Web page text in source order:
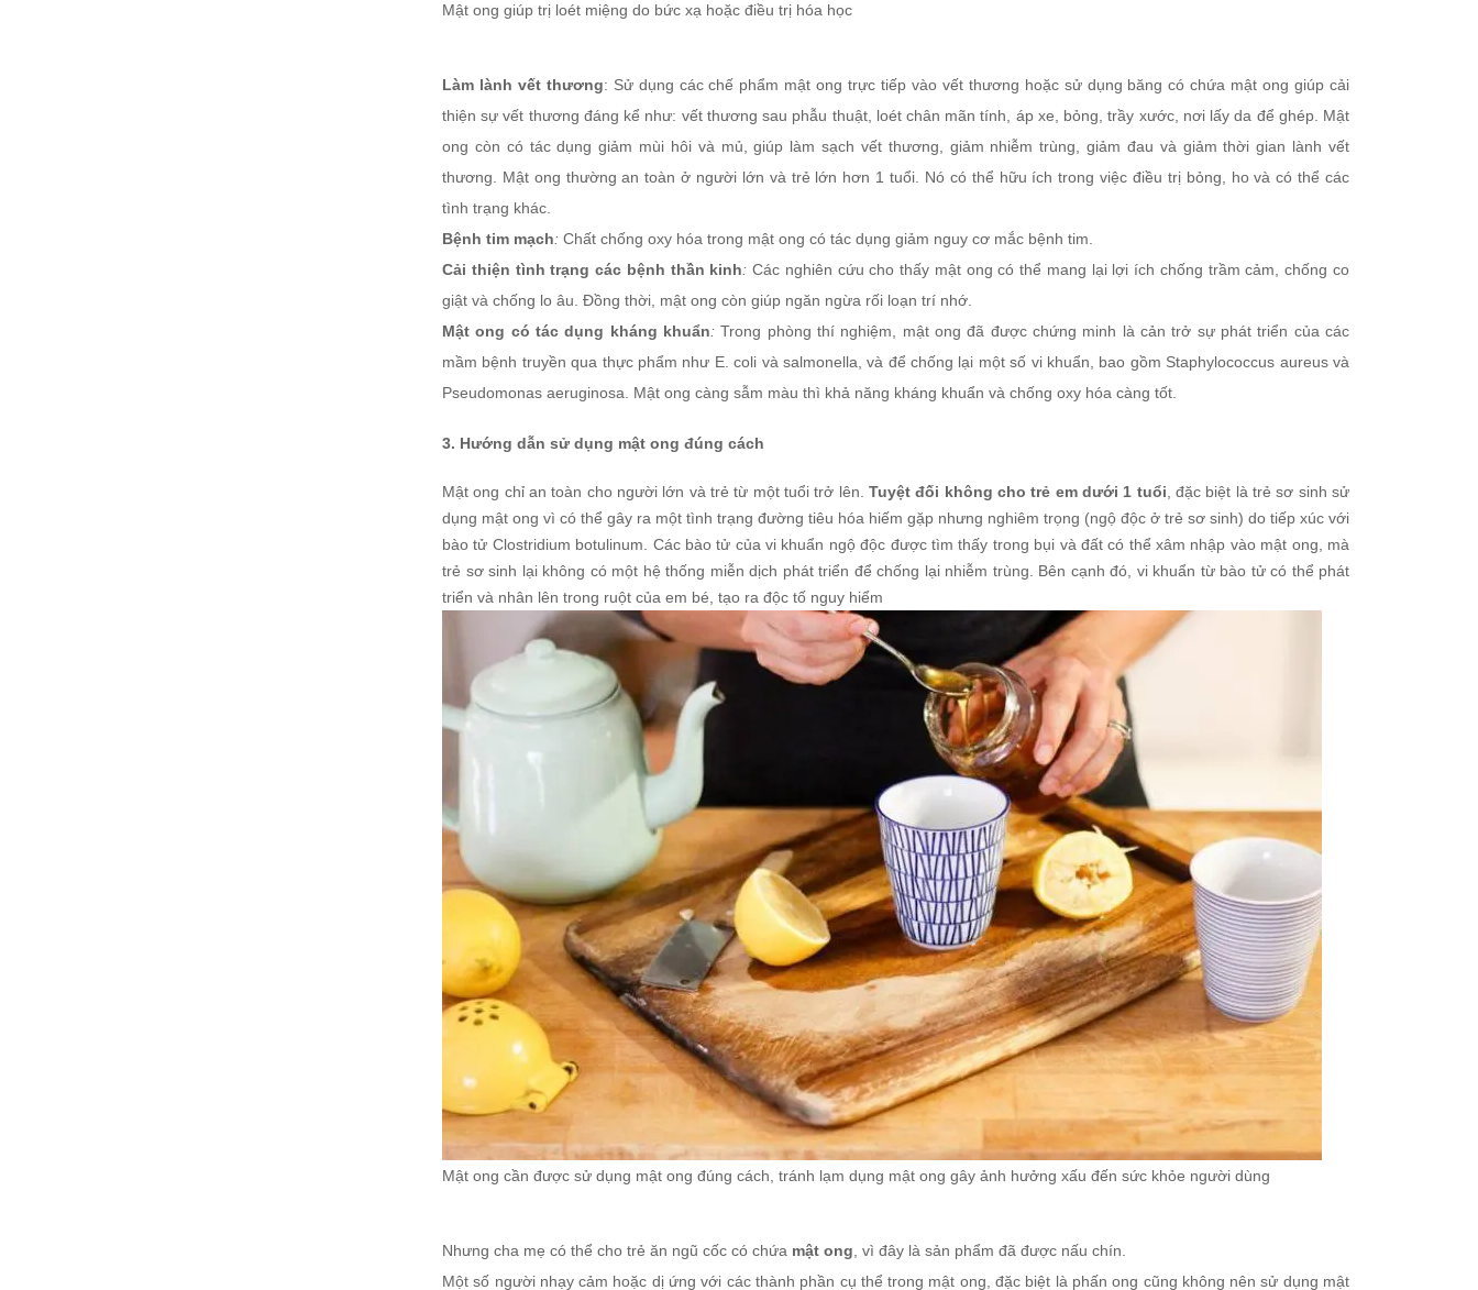
Mật ong giúp trị loét miệng do bức xạ hoặc điều trị hóa học
Làm lành vết thương: Sử dụng các chế phẩm mật ong trực tiếp vào vết thương hoặc sử dụng băng có chứa mật ong giúp cải
thiện sự vết thương đáng kể như: vết thương sau phẫu thuật, loét chân mãn tính, áp xe, bỏng, trầy xước, nơi lấy da để ghép. Mật
ong còn có tác dụng giảm mùi hôi và mủ, giúp làm sạch vết thương, giảm nhiễm trùng, giảm đau và giảm thời gian lành vết
thương. Mật ong thường an toàn ở người lớn và trẻ lớn hơn 1 tuổi. Nó có thể hữu ích trong việc điều trị bỏng, ho và có thể các
tình trạng khác.
Bệnh tim mạch: Chất chống oxy hóa trong mật ong có tác dụng giảm nguy cơ mắc bệnh tim.
Cải thiện tình trạng các bệnh thần kinh: Các nghiên cứu cho thấy mật ong có thể mang lại lợi ích chống trầm cảm, chống co
giật và chống lo âu. Đồng thời, mật ong còn giúp ngăn ngừa rối loạn trí nhớ.
Mật ong có tác dụng kháng khuẩn: Trong phòng thí nghiệm, mật ong đã được chứng minh là cản trở sự phát triển của các
mầm bệnh truyền qua thực phẩm như E. coli và salmonella, và để chống lại một số vi khuẩn, bao gồm Staphylococcus aureus và
Pseudomonas aeruginosa. Mật ong càng sẫm màu thì khả năng kháng khuẩn và chống oxy hóa càng tốt.
3. Hướng dẫn sử dụng mật ong đúng cách
Mật ong chỉ an toàn cho người lớn và trẻ từ một tuổi trở lên. Tuyệt đối không cho trẻ em dưới 1 tuổi , đặc biệt là trẻ sơ sinh sử
dụng mật ong vì có thể gây ra một tình trạng đường tiêu hóa hiếm gặp nhưng nghiêm trọng (ngộ độc ở trẻ sơ sinh) do tiếp xúc với
bào tử Clostridium botulinum. Các bào tử của vi khuẩn ngộ độc được tìm thấy trong bụi và đất có thể xâm nhập vào mật ong, mà
trẻ sơ sinh lại không có một hệ thống miễn dịch phát triển để chống lại nhiễm trùng. Bên cạnh đó, vi khuẩn từ bào tử có thể phát
triển và nhân lên trong ruột của em bé, tạo ra độc tố nguy hiểm
Mật ong cần được sử dụng mật ong đúng cách, tránh lạm dụng mật ong gây ảnh hưởng xấu đến sức khỏe người dùng
Nhưng cha mẹ có thể cho trẻ ăn ngũ cốc có chứa mật ong , vì đây là sản phẩm đã được nấu chín.
Một số người nhạy cảm hoặc dị ứng với các thành phần cụ thể trong mật ong, đặc biệt là phấn ong cũng không nên sử dụng mật